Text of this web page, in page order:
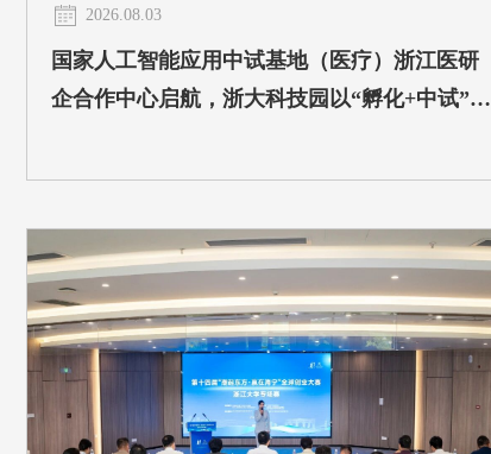
2026.08.03
国家人工智能应用中试基地（医疗）浙江医研
企合作中心启航，浙大科技园以“孵化+中试”领